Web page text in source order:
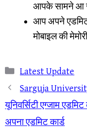
आपके सामने आ
आप अपने
मोबाइल की
Categories
Latest Update
Sarguja
यूनिवर्सिटी एग्जाम
अपना एडमिट कार्ड